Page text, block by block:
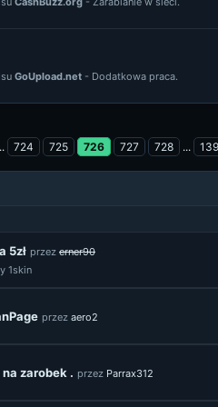
GoUpload.net - Dodatkowa praca.
724 725 726 727 728 ...
5zł przez erner90
1skin
przez aero2
zarobek . przez Parrax312